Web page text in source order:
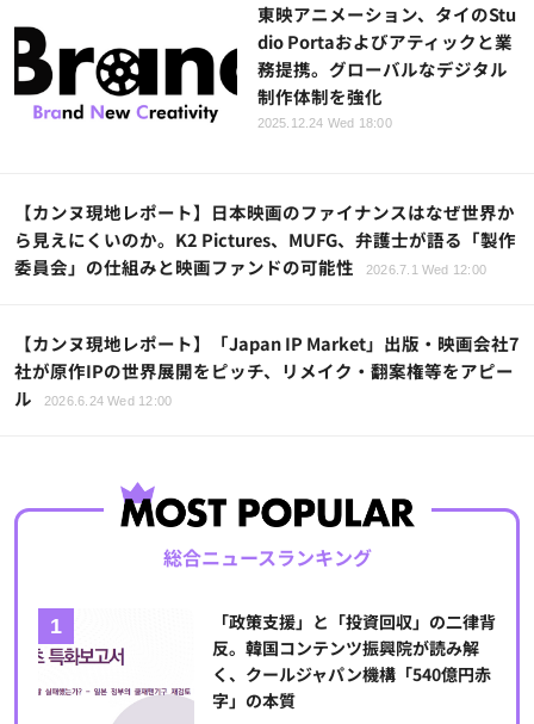
東映アニメーション、タイのStu
dio Portaおよびアティックと業
務提携。グローバルなデジタル
制作体制を強化
2025.12.24 Wed 18:00
【カンヌ現地レポート】日本映画のファイナンスはなぜ世界か
ら見えにくいのか。K2 Pictures、MUFG、弁護士が語る「製作
委員会」の仕組みと映画ファンドの可能性
2026.7.1 Wed 12:00
【カンヌ現地レポート】「Japan IP Market」出版・映画会社7
社が原作IPの世界展開をピッチ、リメイク・翻案権等をアピー
ル
2026.6.24 Wed 12:00
総合ニュースランキング
「政策支援」と「投資回収」の二律背
反。韓国コンテンツ振興院が読み解
く、クールジャパン機構「540億円赤
字」の本質